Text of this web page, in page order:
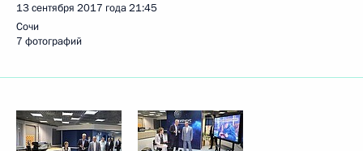
13 сентября 2017 года21:45
Сочи
7 фотографий